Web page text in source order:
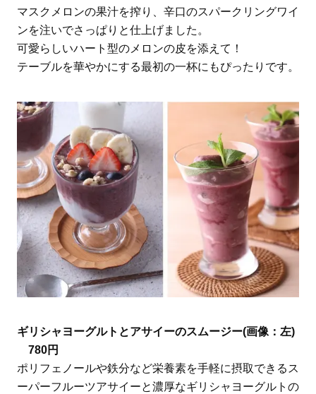
マスクメロンの果汁を搾り、辛口のスパークリングワイ
ンを注いでさっぱりと仕上げました。
可愛らしいハート型のメロンの皮を添えて！
テーブルを華やかにする最初の一杯にもぴったりです。
ギリシャヨーグルトとアサイーのスムージー(画像：左)
780円
ポリフェノールや鉄分など栄養素を手軽に摂取できるス
ーパーフルーツアサイーと濃厚なギリシャヨーグルトの